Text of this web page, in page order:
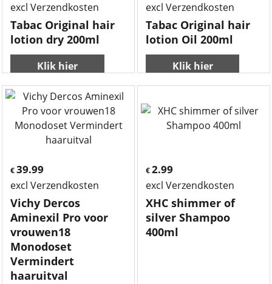
excl Verzendkosten
Tabac Original hair
lotion dry 200ml
Klik hier
excl Verzendkosten
Tabac Original hair
lotion Oil 200ml
Klik hier
€ 39.99
excl Verzendkosten
Vichy Dercos
Aminexil Pro voor
vrouwen18
Monodoset
Vermindert
haaruitval
€2.99
excl Verzendkosten
XHC shimmer of
silver Shampoo
400ml